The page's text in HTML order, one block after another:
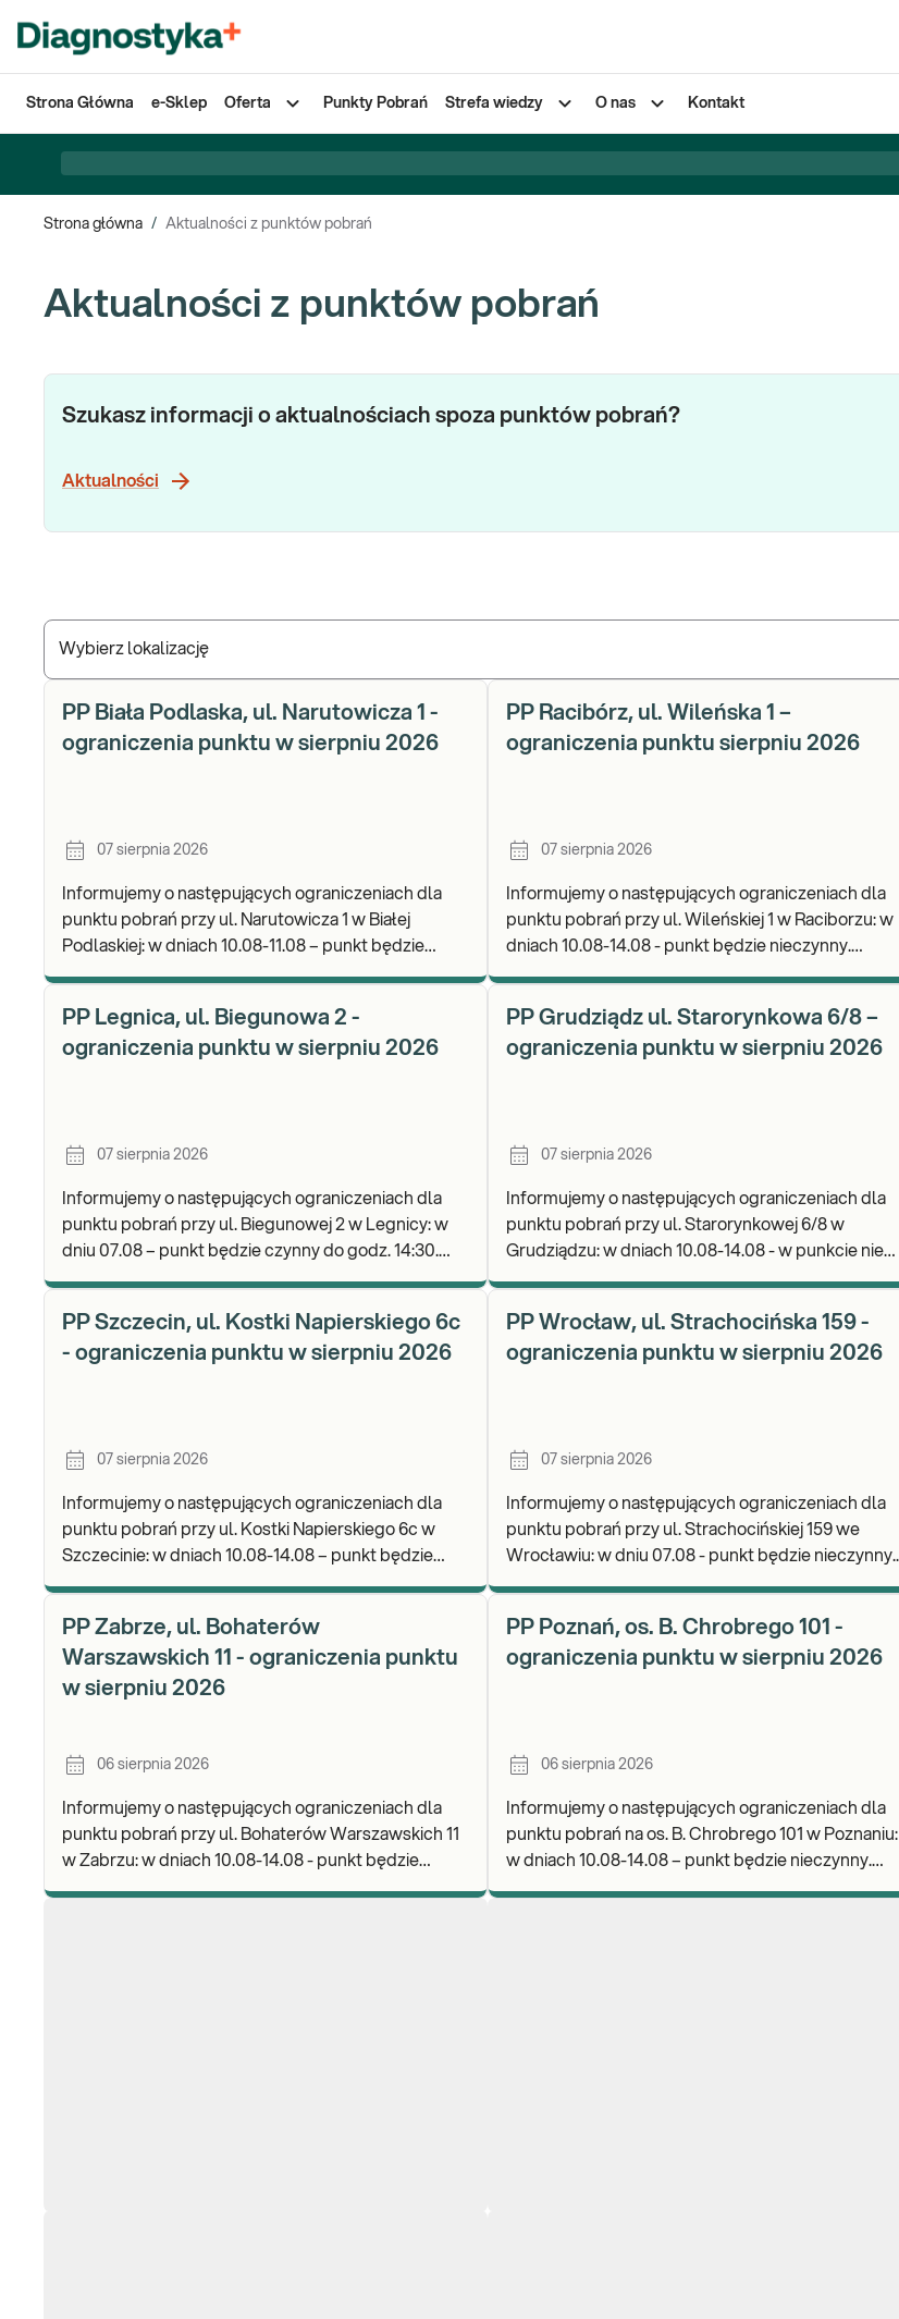
Strona Główna e-Sklep Oferta Punkty Pobrań Strefa wiedzy O nas Kontakt
Strona główna / Aktualności z punktów pobrań
Aktualności z punktów pobrań
Wybierz lokalizację
Szukasz informacji o aktualnościach spoza punktów pobrań?
Aktualności
PP Biała Podlaska, ul. Narutowicza 1 -
ograniczenia punktu w sierpniu 2026
07 sierpnia 2026
Informujemy o następujących ograniczeniach dla
punktu pobrań przy ul. Narutowicza 1 w Białej
Podlaskiej: w dniach 10.08-11.08 – punkt będzie
PP Racibórz, ul. Wileńska 1 –
ograniczenia punktu sierpniu 2026
07 sierpnia 2026
Informujemy o następujących ograniczeniach dla
punktu pobrań przy ul. Wileńskiej 1 w Raciborzu: w
dniach 10.08-14.08 - punkt będzie nieczynny.
PP Legnica, ul. Biegunowa 2 -
ograniczenia punktu w sierpniu 2026
07 sierpnia 2026
Informujemy o następujących ograniczeniach dla
punktu pobrań przy ul. Biegunowej 2 w Legnicy: w
dniu 07.08 – punkt będzie czynny do godz. 14:30.
PP Grudziądz ul. Starorynkowa 6/8 –
ograniczenia punktu w sierpniu 2026
07 sierpnia 2026
Informujemy o następujących ograniczeniach dla
punktu pobrań przy ul. Starorynkowej 6/8 w
Grudziądzu: w dniach 10.08-14.08 - w punkcie nie
PP Szczecin, ul. Kostki Napierskiego 6c
- ograniczenia punktu w sierpniu 2026
07 sierpnia 2026
Informujemy o następujących ograniczeniach dla
punktu pobrań przy ul. Kostki Napierskiego 6c w
Szczecinie: w dniach 10.08-14.08 – punkt będzie
PP Wrocław, ul. Strachocińska 159 -
ograniczenia punktu w sierpniu 2026
07 sierpnia 2026
Informujemy o następujących ograniczeniach dla
punktu pobrań przy ul. Strachocińskiej 159 we
Wrocławiu: w dniu 07.08 - punkt będzie nieczynny.
PP Zabrze, ul. Bohaterów
Warszawskich 11 - ograniczenia punktu
w sierpniu 2026
06 sierpnia 2026
Informujemy o następujących ograniczeniach dla
punktu pobrań przy ul. Bohaterów Warszawskich 11
w Zabrzu: w dniach 10.08-14.08 - punkt będzie
PP Poznań, os. B. Chrobrego 101 -
ograniczenia punktu w sierpniu 2026
06 sierpnia 2026
Informujemy o następujących ograniczeniach dla
punktu pobrań na os. B. Chrobrego 101 w Poznaniu:
w dniach 10.08-14.08 – punkt będzie nieczynny.